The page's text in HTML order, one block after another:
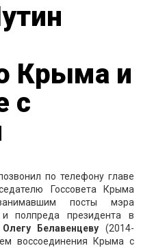
Крыма и
с
по телефону главе
Госсовета Крыма
посты мэра
полпреда президента в
Олегу Белавенцеву (2014-
воссоединения Крыма с